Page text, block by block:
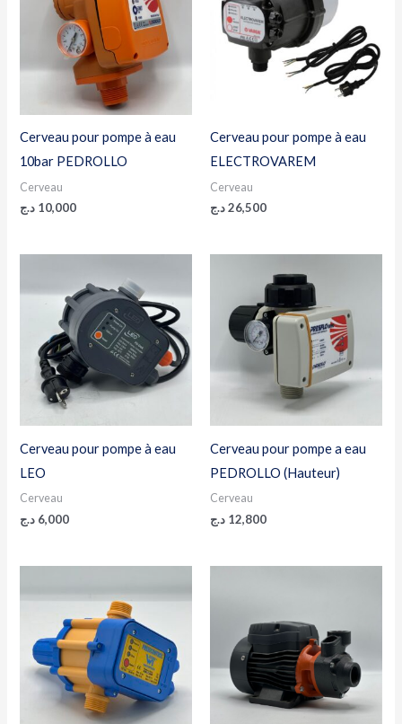
Cerveau pour pompe à eau
10bar PEDROLLO
Cerveau
10,000 د.ج
Cerveau pour pompe à eau
ELECTROVAREM
Cerveau
26,500د.ج
Cerveau pour pompe à eau
LEO
Cerveau
6,000 د.ج
Cerveau pour pompe a eau
PEDROLLO (Hauteur)
Cerveau
12,800 د.ج